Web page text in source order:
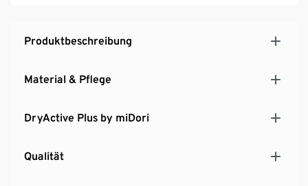
Produktbeschreibung
Material & Pflege
DryActive Plus by miDori
Qualität